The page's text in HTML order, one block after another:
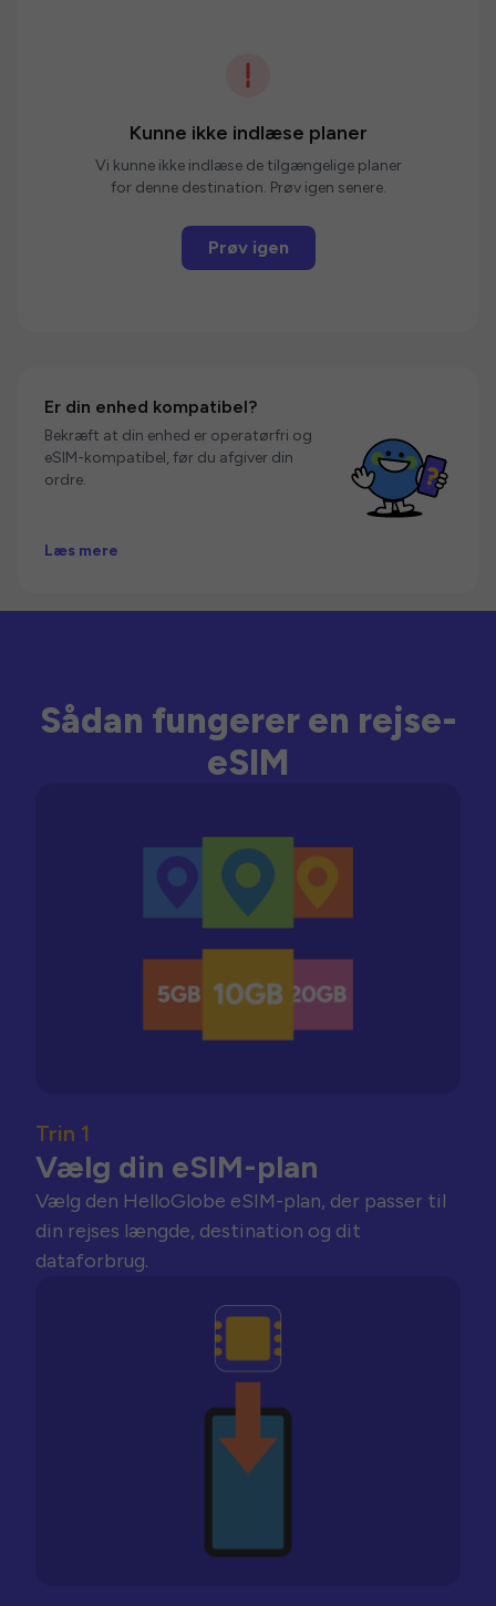
Kunne ikke indlæse planer
Vi kunne ikke indlæse de tilgængelige planer
for denne destination. Prøv igen senere.
Prøv igen
Er din enhed kompatibel?
Bekræft at din enhed er operatørfri og
eSIM-kompatibel, før du afgiver din
ordre.
Læs mere
Sådan fungerer en rejse-
eSIM
Trin 1
Vælg din eSIM-plan
Vælg den HelloGlobe eSIM-plan, der passer til
din rejses længde, destination og dit
dataforbrug.